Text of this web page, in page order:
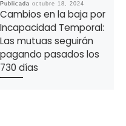
Publicada octubre 18, 2024
Cambios en la baja por
Incapacidad Temporal:
Las mutuas seguirán
pagando pasados los
730 días